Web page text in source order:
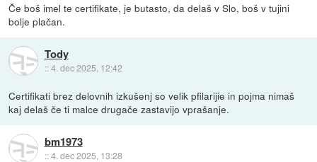
Če boš imel te certifikate, je butasto, da delaš v Slo, boš v tujini
bolje plačan.
Tody
::4. dec 2025, 12:42
Certifikati brez delovnih izkušenj so velik pfilarijie in pojma nimaš
kaj delaš če ti malce drugače zastavijo vprašanje.
bm1973
::4. dec 2025, 13:28